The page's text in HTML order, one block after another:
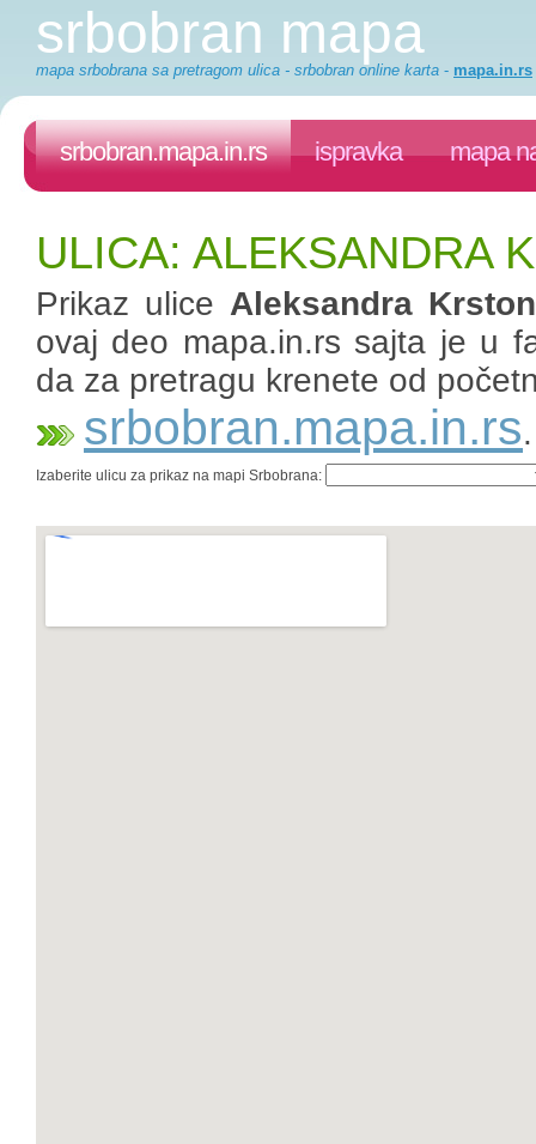
srbobran mapa
mapa srbobrana sa pretragom ulica - srbobran online karta - mapa.in.rs
srbobran.mapa.in.rs ispravka mapa
ULICA: ALEKSANDRA
Prikaz ulice Aleksandra
ovaj deo mapa.in.rs sajta je u
da za pretragu krenete od
srbobran.mapa.in.rs
Izaberite ulicu za prikaz na mapi Srbobrana: